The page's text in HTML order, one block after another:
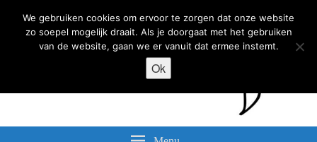
De Blauwe Kneppel
Menu
We gebruiken cookies om ervoor te zorgen dat onze website
zo soepel mogelijk draait. Als je doorgaat met het gebruiken
van de website, gaan we er vanuit dat ermee instemt.
Ok